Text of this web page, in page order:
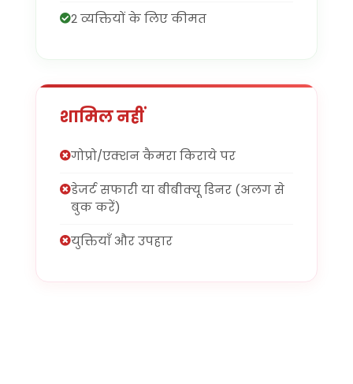
2 व्यक्तियों के लिए कीमत
शामिल नहीं
गोप्रो/एक्शन कैमरा किराये पर
डेजर्ट सफारी या बीबीक्यू डिनर (अलग से
बुक करें)
युक्तियाँ और उपहार